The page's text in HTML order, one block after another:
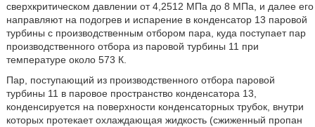
сверхкритическом давлении от 4,2512 МПа до 8 МПа, и далее его
направляют на подогрев и испарение в конденсатор 13 паровой
турбины с производственным отбором пара, куда поступает пар
производственного отбора из паровой турбины 11 при
температуре около 573 К.
Пар, поступающий из производственного отбора паровой
турбины 11 в паровое пространство конденсатора 13,
конденсируется на поверхности конденсаторных трубок, внутри
которых протекает охлаждающая жидкость (сжиженный пропан